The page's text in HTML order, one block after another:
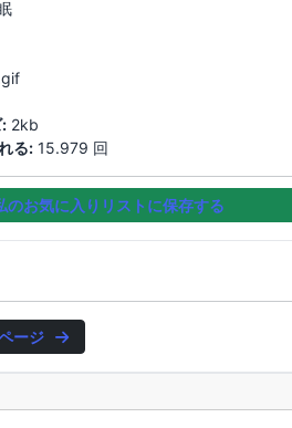
2kb
る: 15.979 回
のお気に入りリストに保存する
ージ